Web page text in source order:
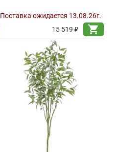
Поставка ожидается 13.08.26г.
15 519 ₽
shopping_cart